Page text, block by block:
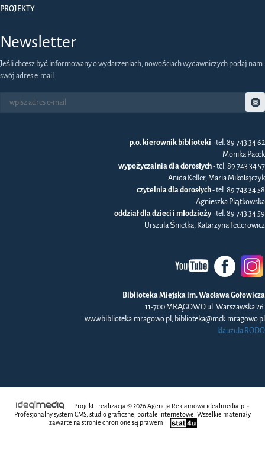
PROJEKTY
Newsletter
Jeśli chcesz być informowany o wydarzeniach, nowościach wydawniczych podaj nam
swój adres e-mail.
p.o. kierownik biblioteki - tel. 89 743 34 62
Monika Pacek
wypożyczalnia dla dorosłych- tel. 89 743 34 57
Anida Keller, Maria Mikołajczyk
czytelnia dla dorosłych- tel. 89 743 34 58
Agnieszka Piątkowska
oddział dla dzieci i młodzieży- tel. 89 743 34 59
Urszula Śnietka, Katarzyna Federowicz
Biblioteka Miejska im. Wacława Gołowicza
11-700 MRĄGOWO ul. Warszawska 26
www.biblioteka.mragowo.pl, biblioteka@mck.mragowo.pl
klauzula RODO
Projekt i realizacja © 2026 Agencja Reklamowa idealmedia.pl -
Profesjonalny system CMS, studio graficzne, portale internetowe. Wszelkie materiały
zawarte na stronie chronione są prawem